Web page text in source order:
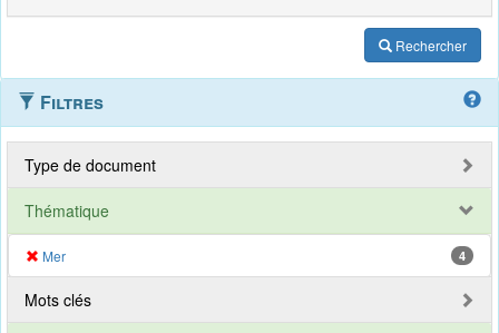
Rechercher
Filtres
Type de document
Thématique
Mer 4
Mots clés